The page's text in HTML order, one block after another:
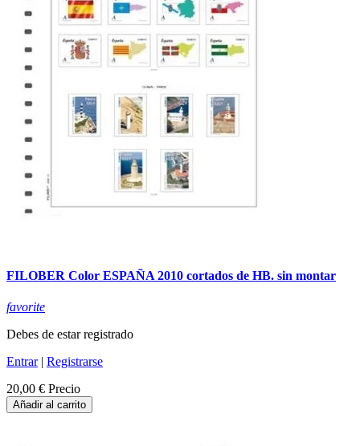
FILOBER Color ESPAÑA 2010 cortados de HB. sin montar
favorite
Debes de estar registrado
Entrar| Registrarse
20,00 € Precio
Añadir al carrito